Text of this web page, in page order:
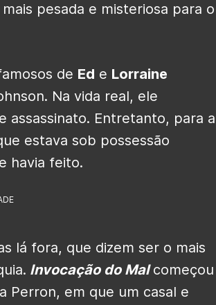
pesada e misteriosa para o
de Ed e Lorraine
Na vida real, ele
assassinato. Entretanto, para a
estava sob possessão
havia feito.
lá fora, que dizem ser o mais
Invocação do Malcomeçou
Perron, em que um casal e